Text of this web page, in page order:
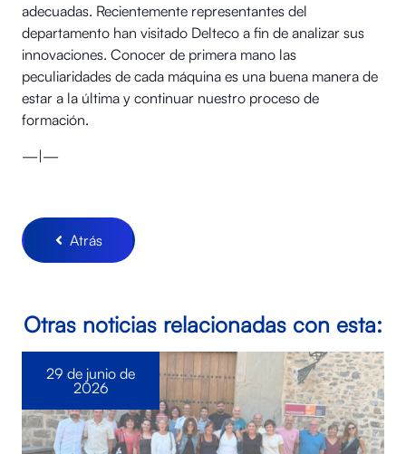
adecuadas. Recientemente representantes del
departamento han visitado Delteco a fin de analizar sus
innovaciones. Conocer de primera mano las
peculiaridades de cada máquina es una buena manera de
estar a la última y continuar nuestro proceso de
formación.
—|—
Atrás
Otras noticias relacionadas con esta:
29 de junio de
2026